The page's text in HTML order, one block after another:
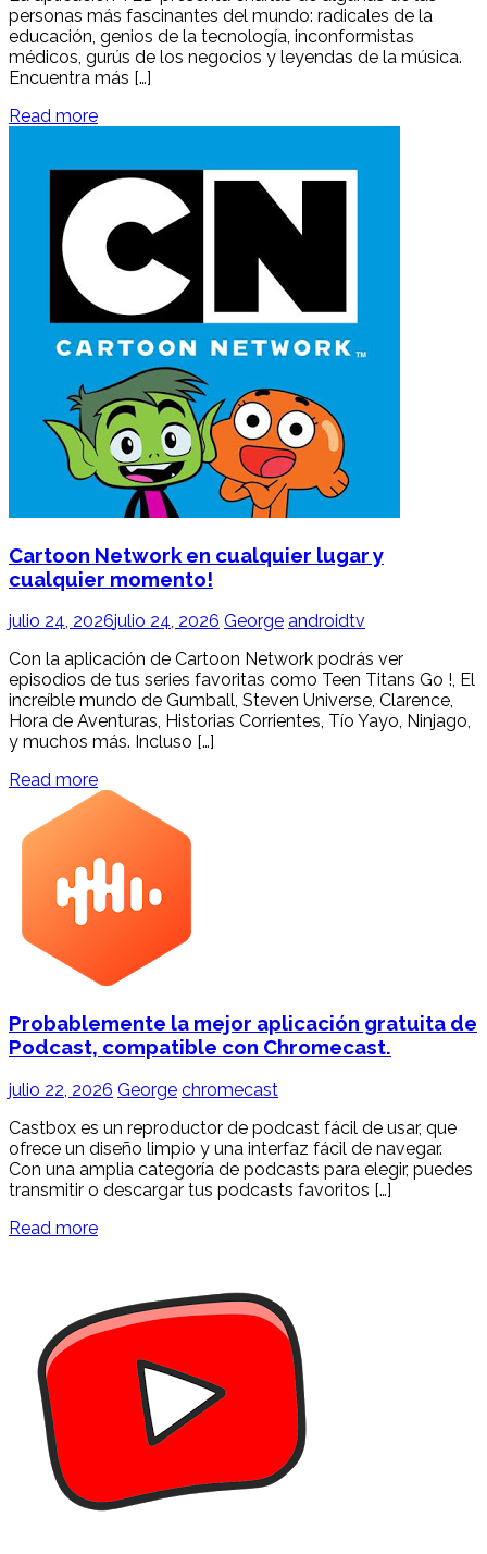
personas más fascinantes del mundo: radicales de la
educación, genios de la tecnología, inconformistas
médicos, gurús de los negocios y leyendas de la música.
Encuentra más […]
Read more
Cartoon Network en cualquier lugar y
cualquier momento!
julio 24, 2026julio 24, 2026 George androidtv
Con la aplicación de Cartoon Network podrás ver
episodios de tus series favoritas como Teen Titans Go !, El
increíble mundo de Gumball, Steven Universe, Clarence,
Hora de Aventuras, Historias Corrientes, Tío Yayo, Ninjago,
y muchos más. Incluso […]
Read more
Probablemente la mejor aplicación gratuita de
Podcast, compatible con Chromecast.
julio 22, 2026 George chromecast
Castbox es un reproductor de podcast fácil de usar, que
ofrece un diseño limpio y una interfaz fácil de navegar.
Con una amplia categoría de podcasts para elegir, puedes
transmitir o descargar tus podcasts favoritos […]
Read more